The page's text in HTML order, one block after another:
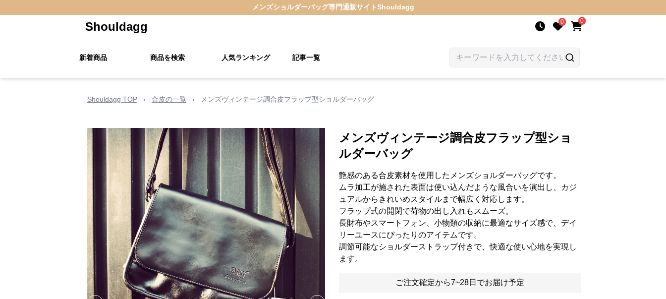
メンズショルダーバッグ専門通販サイトShouldagg
Shouldagg 0 0
新着商品 商品を検索 人気ランキング 記事一覧
Shouldagg TOP › 合皮の一覧 › メンズヴィンテージ調合皮フラップ型ショルダーバッグ
メンズヴィンテージ調合皮フラップ型ショ
ルダーバッグ
艶感のある合皮素材を使用したメンズショルダーバッグです。
ムラ加工が施された表面は使い込んだような風合いを演出し、カジ
ュアルからきれいめスタイルまで幅広く対応します。
フラップ式の開閉で荷物の出し入れもスムーズ。
長財布やスマートフォン、小物類の収納に最適なサイズ感で、デイ
リーユースにぴったりのアイテムです。
調節可能なショルダーストラップ付きで、快適な使い心地を実現し
ます。
ご注文確定から7~28日でお届け予定